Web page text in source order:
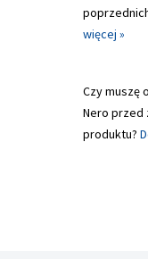
więcej »
Czy muszę
Nero przed
produktu?